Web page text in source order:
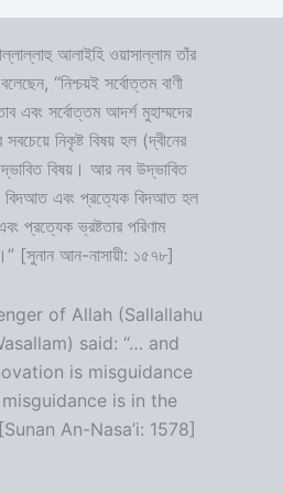
আলাইহি ওয়াসাল্লাম তাঁর
“নিশ্চয়ই সর্বোত্তম বাণী
এবং সর্বোত্তম আদর্শ মুহাম্মদের
নিকৃষ্ট বিষয় হল (দ্বীনের
বিষয়। আর নব উদ্ভাবিত
বিদআত এবং প্রত্যেক বিদআত হল
প্রত্যেক ভ্রষ্টতার পরিণাম
[সুনান আন-নাসায়ী: ১৫৭৮]
of Allah (Sallallahu
said: “… and
is misguidance
is in the
An-Nasa’i: 1578]